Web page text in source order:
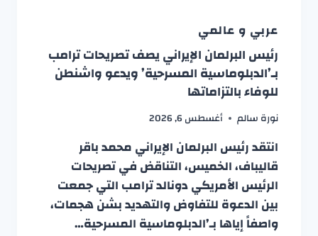
عربي و عالمي
رئيس البرلمان الإيراني يصف تصريحات ترامب
بـ’الدبلوماسية المسرحية’ ويدعو واشنطن
للوفاء بالتزاماتها
نورة سالم أغسطس 6, 2026
انتقد رئيس البرلمان الإيراني محمد باقر
قاليباف، الخميس، التناقض في تصريحات
الرئيس الأمريكي دونالد ترامب التي جمعت
بين الدعوة للتفاوض والتهديد بشن هجمات،
واصفاً إياها بـ’الدبلوماسية المسرحية…